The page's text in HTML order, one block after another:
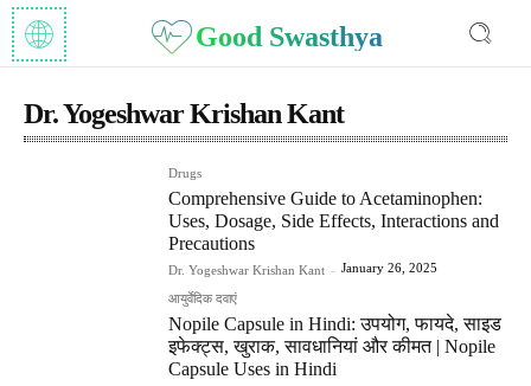
Good Swasthya
Dr. Yogeshwar Krishan Kant
Drugs
Comprehensive Guide to Acetaminophen:
Uses, Dosage, Side Effects, Interactions and
Precautions
Dr. Yogeshwar Krishan Kant - January 26, 2025
आयुर्वेदिक दवाएं
Nopile Capsule in Hindi: उपयोग, फायदे, साइड
इफेक्ट्स, खुराक, सावधानियां और कीमत | Nopile
Capsule Uses in Hindi